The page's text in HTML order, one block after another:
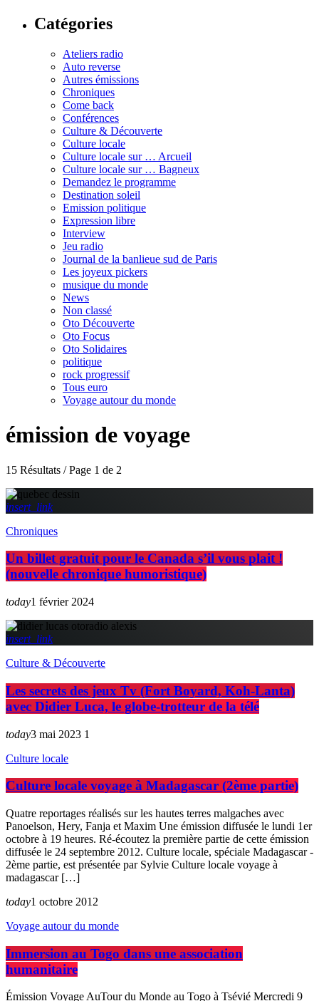
Catégories
Ateliers radio
Auto reverse
Autres émissions
Chroniques
Come back
Conférences
Culture & Découverte
Culture locale
Culture locale sur … Arcueil
Culture locale sur … Bagneux
Demandez le programme
Destination soleil
Emission politique
Expression libre
Interview
Jeu radio
Journal de la banlieue sud de Paris
Les joyeux pickers
musique du monde
News
Non classé
Oto Découverte
Oto Focus
Oto Solidaires
politique
rock progressif
Tous euro
Voyage autour du monde
émission de voyage
15 Résultats / Page 1 de 2
insert_link
Chroniques
Un billet gratuit pour le Canada s’il vous plait !
(nouvelle chronique humoristique)
today1 février 2024
insert_link
Culture & Découverte
Les secrets des jeux Tv (Fort Boyard, Koh-Lanta)
avec Didier Luca, le globe-trotteur de la télé
today3 mai 2023 1
Culture locale
Culture locale voyage à Madagascar (2ème partie)
Quatre reportages réalisés sur les hautes terres malgaches avec
Panoelson, Hery, Fanja et Maxim Une émission diffusée le lundi 1er
octobre à 19 heures. Ré-écoutez la première partie de cette émission
diffusée le 24 septembre 2012. Culture locale, spéciale Madagascar -
2ème partie, est présentée par Sylvie Culture locale voyage à
madagascar […]
today1 octobre 2012
Voyage autour du monde
Immersion au Togo dans une association
humanitaire
Émission Voyage AuTour du Monde au Togo à Tsévié Mercredi 9